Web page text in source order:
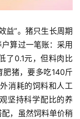
益”。猪只生长周期
算过一笔账：采用
了0.1元，但料肉比
猪，要多吃140斤
消耗的饲料和人工
坚持科学配比的养
，虽然饲料单价稍